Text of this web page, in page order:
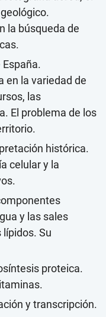
la búsqueda de
en la variedad de
las
El problema de los
histórica.
celular y la
y las sales
Su
proteica.
y transcripción.